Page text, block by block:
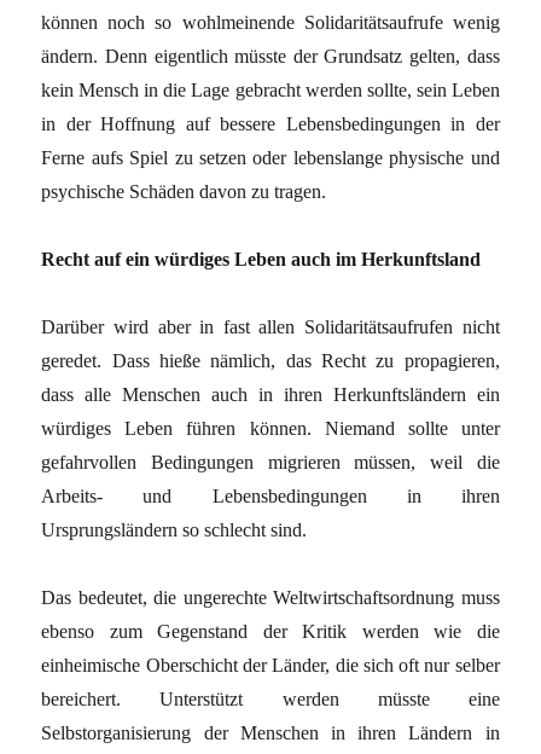
können noch so wohlmeinende Solidaritätsaufrufe wenig
ändern. Denn eigentlich müsste der Grundsatz gelten, dass
kein Mensch in die Lage gebracht werden sollte, sein Leben
in der Hoffnung auf bessere Lebensbedingungen in der
Ferne aufs Spiel zu setzen oder lebenslange physische und
psychische Schäden davon zu tragen.
Recht auf ein würdiges Leben auch im Herkunftsland
Darüber wird aber in fast allen Solidaritätsaufrufen nicht
geredet. Dass hieße nämlich, das Recht zu propagieren,
dass alle Menschen auch in ihren Herkunftsländern ein
würdiges Leben führen können. Niemand sollte unter
gefahrvollen Bedingungen migrieren müssen, weil die
Arbeits- und Lebensbedingungen in ihren
Ursprungsländern so schlecht sind.
Das bedeutet, die ungerechte Weltwirtschaftsordnung muss
ebenso zum Gegenstand der Kritik werden wie die
einheimische Oberschicht der Länder, die sich oft nur selber
bereichert. Unterstützt werden müsste eine
Selbstorganisierung der Menschen in ihren Ländern in